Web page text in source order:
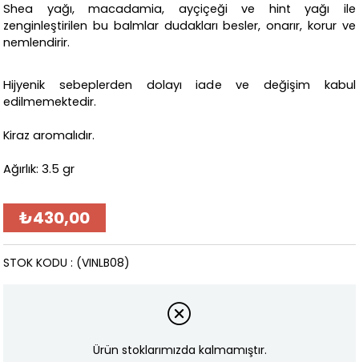
Shea yağı, macadamia, ayçiçeği ve hint yağı ile
zenginleştirilen bu balmlar dudakları besler, onarır, korur ve
nemlendirir.
Hijyenik sebeplerden dolayı iade ve değişim kabul
edilmemektedir.
Kiraz aromalıdır.
Ağırlık: 3.5 gr
₺430,00
(VINLB08)
STOK KODU
Ürün stoklarımızda kalmamıştır.